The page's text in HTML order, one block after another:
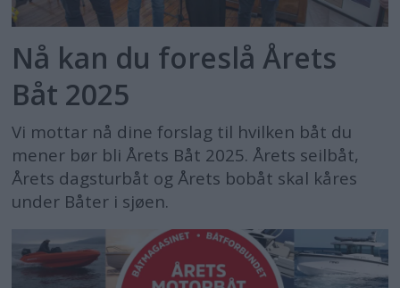
Nå kan du foreslå Årets
Båt 2025
Vi mottar nå dine forslag til hvilken båt du
mener bør bli Årets Båt 2025. Årets seilbåt,
Årets dagsturbåt og Årets bobåt skal kåres
under Båter i sjøen.